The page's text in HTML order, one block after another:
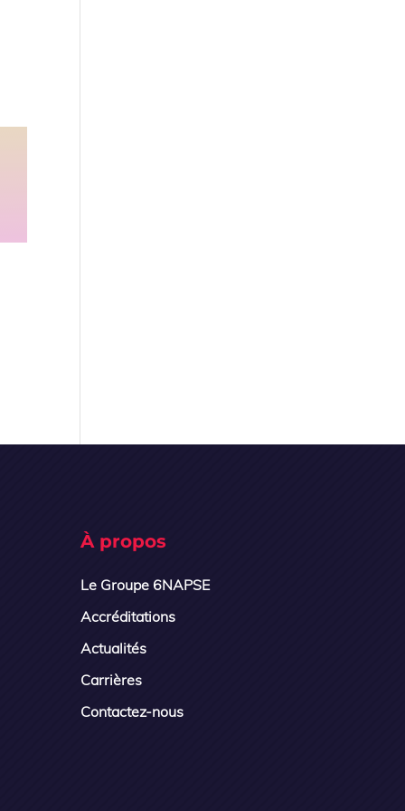
À propos
Le Groupe 6NAPSE
Accréditations
Actualités
Carrières
Contactez-nous